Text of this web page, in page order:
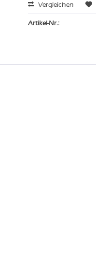
Vergleichen
Artikel-Nr.: